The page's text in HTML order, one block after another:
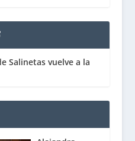
Salinetas vuelve a la